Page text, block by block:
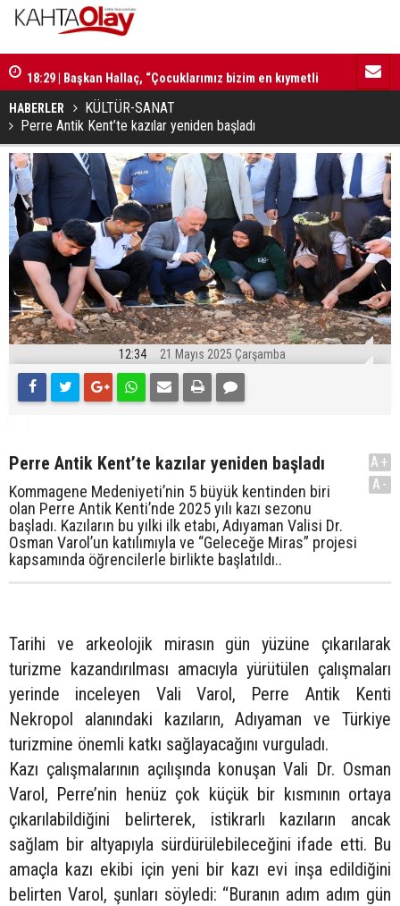
18:29 | Başkan Hallaç, “Çocuklarımız bizim en kıymetli
emanetlerimizdir”
16:52 |
HABERLER
KÜLTÜR-SANAT
Perre Antik Kent’te kazılar yeniden başladı
12:34 21 Mayıs 2025 Çarşamba
Perre Antik Kent’te kazılar yeniden başladı
Kommagene Medeniyeti’nin 5 büyük kentinden biri
olan Perre Antik Kenti’nde 2025 yılı kazı sezonu
başladı. Kazıların bu yılki ilk etabı, Adıyaman Valisi Dr.
Osman Varol’un katılımıyla ve “Geleceğe Miras” projesi
kapsamında öğrencilerle birlikte başlatıldı..
A+
A-
Tarihi ve arkeolojik mirasın gün yüzüne çıkarılarak
turizme kazandırılması amacıyla yürütülen çalışmaları
yerinde inceleyen Vali Varol, Perre Antik Kenti
Nekropol alanındaki kazıların, Adıyaman ve Türkiye
turizmine önemli katkı sağlayacağını vurguladı.
Kazı çalışmalarının açılışında konuşan Vali Dr. Osman
Varol, Perre’nin henüz çok küçük bir kısmının ortaya
çıkarılabildiğini belirterek, istikrarlı kazıların ancak
sağlam bir altyapıyla sürdürülebileceğini ifade etti. Bu
amaçla kazı ekibi için yeni bir kazı evi inşa edildiğini
belirten Varol, şunları söyledi: “Buranın adım adım gün